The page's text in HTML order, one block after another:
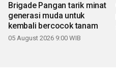
Brigade Pangan tarik minat
generasi muda untuk
kembali bercocok tanam
05 August 2026 9:00 WIB